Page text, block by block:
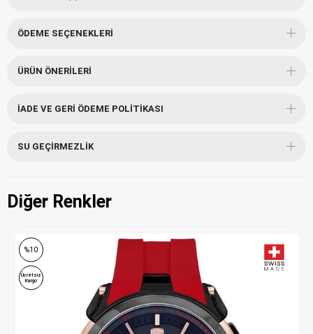
ÖDEME SEÇENEKLERI
ÜRÜN ÖNERILERI
İADE VE GERI ÖDEME POLITIKASI
SU GEÇIRMEZLIK
Diğer Renkler
%10
Ücretsiz
Kargo